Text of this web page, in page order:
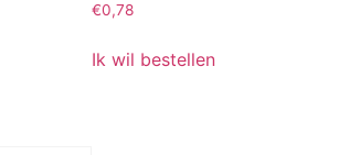
€0,78
Ik wil bestellen